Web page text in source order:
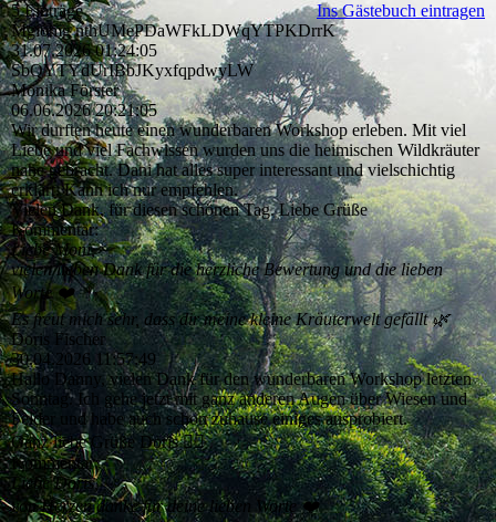
5 Einträge
Ins Gästebuch eintragen
Mgiomg nthUMePDaWFkLDWqYTPKDrrK
31.07.2026 01:24:05
SbQYTYdUrIBbJKyxfqpdwyL­W
Monika Förster
06.06.2026 20:21:05
Wir durften heute einen wunderbaren Workshop erleben. Mit viel
Liebe und viel Fachwissen wurden uns die heimischen Wildkräuter
nahe gebracht. Dani hat alles super interessant und vielschichtig
erklärt. Kann ich nur empfehlen.
Vielen Dank, für diesen schönen Tag. Liebe Grüße
Kommentar:
Liebe Moni,
vielen lieben Dank für die herzliche Bewertung und die lieben
Worte ❤️
Es freut mich sehr, dass dir meine kleine Kräuterwelt gefällt 🌿
Doris Fischer
30.04.2026
11:57:49
Hallo Danny, vielen Dank für den wunderbaren Workshop letzten
Sonntag. Ich gehe jetzt mit ganz anderen Augen über Wiesen und
Felder und habe auch schon zuhause einiges ausprobiert.
Ganz liebe Grüße Doris 🧚‍♂️
Kommentar:
Liebe Doris,
von Herzen danke für deine lieben Worte ❤️